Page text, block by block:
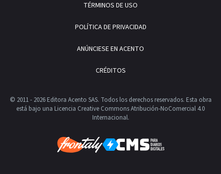
TÉRMINOS DE USO
POLÍTICA DE PRIVACIDAD
ANÚNCIESE EN ACENTO
CRÉDITOS
© 2011 - 2026 Editora Acento SAS. Todos los derechos reservados. Esta obra
está bajo una Licencia Creative Commons Atribución-NoComercial 4.0
Internacional.